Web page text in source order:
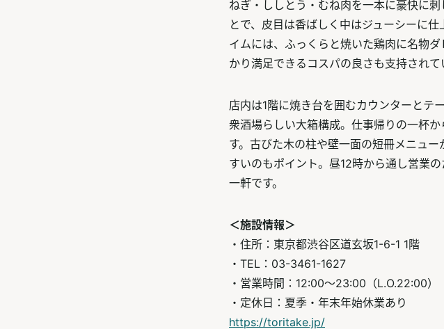
ねぎ・ししとう・むね肉を一本に豪快に
とで、皮目は香ばしく中はジューシーに
イムには、ふっくらと焼いた鶏肉に名物
かり満足できるコスパの良さも支持されて
店内は1階に焼き台を囲むカウンターとテ
衆酒場らしい大箱構成。仕事帰りの一杯
す。古びた木の柱や壁一面の短冊メニュ
すいのもポイント。昼12時から通し営業
一軒です。
＜施設情報＞
・住所：東京都渋谷区道玄坂1-6-1 1階
・TEL：03-3461-1627
・営業時間：12:00～23:00（L.O.22:00）
・定休日：夏季・年末年始休業あり
https://toritake.jp/